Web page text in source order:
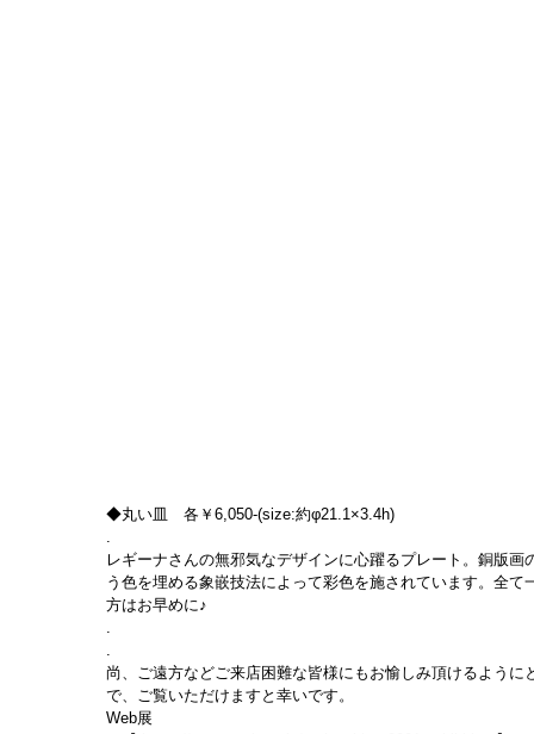
◆丸い皿　各￥6,050-(size:約φ21.1×3.4h)
.
レギーナさんの無邪気なデザインに心躍るプレート。銅版
う色を埋める象嵌技法によって彩色を施されています。全
方はお早めに♪
.
.
尚、ご遠方などご来店困難な皆様にもお愉しみ頂けるよう
で、ご覧いただけますと幸いです。
Web展